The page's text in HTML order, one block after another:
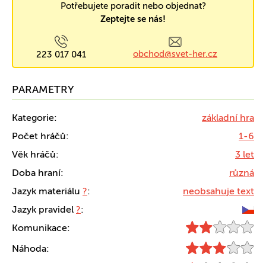
Potřebujete poradit nebo objednat?
Zeptejte se nás!
223 017 041 obchod@svet-her.cz
PARAMETRY
Kategorie:
základní hra
Počet hráčů:
1-6
Věk hráčů:
3 let
Doba hraní:
různá
Jazyk materiálu ?:
neobsahuje text
Jazyk pravidel ?:
Komunikace:
Náhoda: